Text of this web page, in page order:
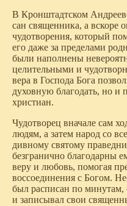
В Кронштадтском
сан священника, а вскоре
чудотворения, который
его даже за пределами
были наполнены
целительными и
вера в Господа Бога
духовную благодать, но и
христиан.
Чудотворец вначале сам
людям, а затем народ со
дивному святому
безгранично благодарны
веру и любовь, помогая
воссоединения с Богом.
был расписан по
и записывал свои